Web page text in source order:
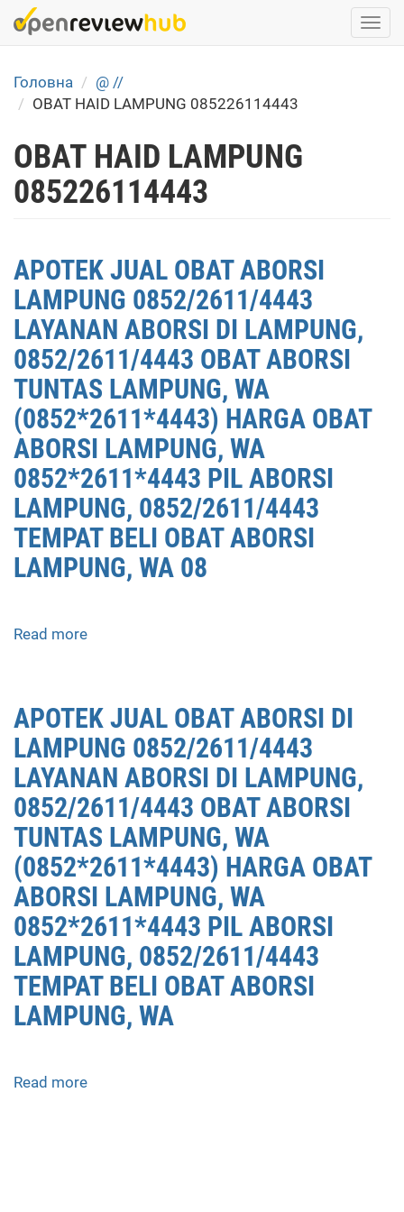
Skip
to
content
Головна
@ //
OBAT HAID LAMPUNG 085226114443
OBAT HAID LAMPUNG
085226114443
APOTEK JUAL OBAT ABORSI
LAMPUNG 0852/2611/4443
LAYANAN ABORSI DI LAMPUNG,
0852/2611/4443 OBAT ABORSI
TUNTAS LAMPUNG, WA
(0852*2611*4443) HARGA OBAT
ABORSI LAMPUNG, WA
0852*2611*4443 PIL ABORSI
LAMPUNG, 0852/2611/4443
TEMPAT BELI OBAT ABORSI
LAMPUNG, WA 08
Read more
ABORSI
LAMPUNG
0852/2611/4443
LAYANAN
ABORSI
DI
LAMPUNG,
0852/2611/4443
OBAT
ABORSI
TUNTAS
LAMPUNG,
WA
(0852*2611*4443)
HARGA
APOTEK JUAL OBAT ABORSI DI
LAMPUNG 0852/2611/4443
LAYANAN ABORSI DI LAMPUNG,
0852/2611/4443 OBAT ABORSI
TUNTAS LAMPUNG, WA
(0852*2611*4443) HARGA OBAT
ABORSI LAMPUNG, WA
0852*2611*4443 PIL ABORSI
LAMPUNG, 0852/2611/4443
TEMPAT BELI OBAT ABORSI
LAMPUNG, WA
Read more